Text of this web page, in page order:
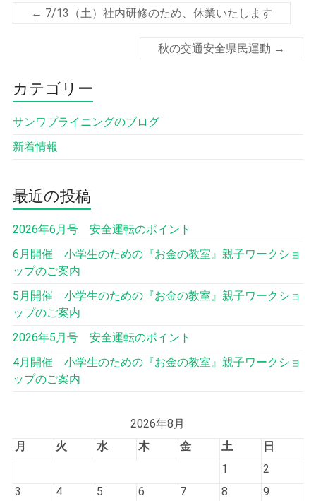
← 7/13（土）社内研修のため、休業いたします
秋の交通安全県民運動 →
カテゴリー
サンワプライニングのブログ
新着情報
最近の投稿
2026年6月号 安全運転のポイント
6月開催 小学生のための『お金の教室』親子ワークショ
ップのご案内
5月開催 小学生のための『お金の教室』親子ワークショ
ップのご案内
2026年5月号 安全運転のポイント
4月開催 小学生のための『お金の教室』親子ワークショ
ップのご案内
2026年8月
月
火 水 木 金 土
日
1
2
3
4 5 6 7 8
9